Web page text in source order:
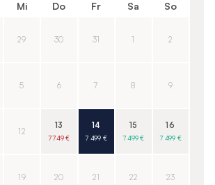
Mi Do Fr Sa So
29 30 31 1 2
5 6 7 8 9
12
13
7 749 €
14
7 499 €
15
7 499 €
16
7 499 €
19 20 21 22 23